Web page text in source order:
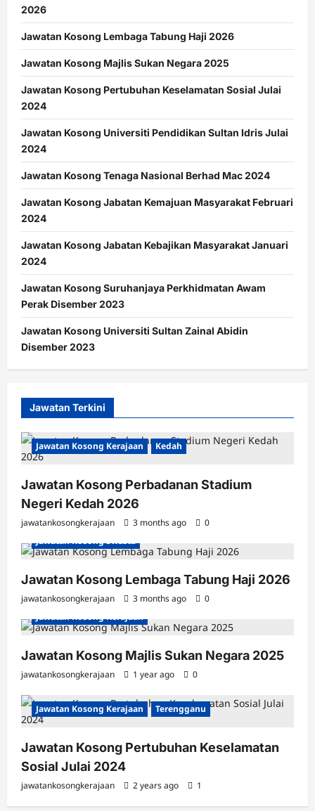
2026
Jawatan Kosong Lembaga Tabung Haji 2026
Jawatan Kosong Majlis Sukan Negara 2025
Jawatan Kosong Pertubuhan Keselamatan Sosial Julai
2024
Jawatan Kosong Universiti Pendidikan Sultan Idris Julai
2024
Jawatan Kosong Tenaga Nasional Berhad Mac 2024
Jawatan Kosong Jabatan Kemajuan Masyarakat Februari
2024
Jawatan Kosong Jabatan Kebajikan Masyarakat Januari
2024
Jawatan Kosong Suruhanjaya Perkhidmatan Awam
Perak Disember 2023
Jawatan Kosong Universiti Sultan Zainal Abidin
Disember 2023
Jawatan Terkini
Jawatan Kosong Kerajaan Kedah
Jawatan Kosong Perbadanan Stadium
Negeri Kedah 2026
jawatankosongkerajaan 3 months ago
0
Jawatan Kosong Swasta
Jawatan Kosong Lembaga Tabung Haji 2026
jawatankosongkerajaan 3 months ago
0
Jawatan Kosong Kerajaan
Jawatan Kosong Majlis Sukan Negara 2025
jawatankosongkerajaan 1 year ago 0
Jawatan Kosong Kerajaan Terengganu
Jawatan Kosong Pertubuhan Keselamatan
Sosial Julai 2024
jawatankosongkerajaan 2 years ago 1